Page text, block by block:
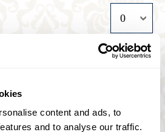
content and ads, to
and to analyse our traffic.